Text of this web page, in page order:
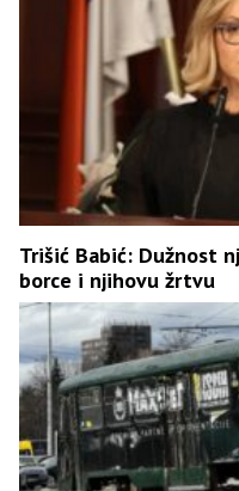
Trišić Babić: Dužnost
borce i njihovu žrtvu